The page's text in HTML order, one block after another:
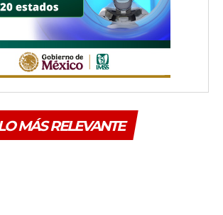
MÁS RELEVANTE